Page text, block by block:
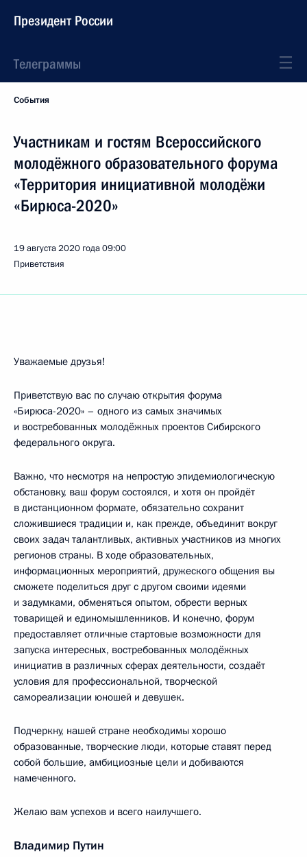
Президент России
Телеграммы
События
Участникам и гостям Всероссийского
молодёжного образовательного форума
«Территория инициативной молодёжи
«Бирюса-2020»
19 августа 2020 года09:00
Приветствия
Уважаемые друзья!
Приветствую вас по случаю открытия форума
«Бирюса-2020» – одного из самых значимых
и востребованных молодёжных проектов Сибирского
федерального округа.
Важно, что несмотря на непростую эпидемиологическую
обстановку, ваш форум состоялся, и хотя он пройдёт
в дистанционном формате, обязательно сохранит
сложившиеся традиции и, как прежде, объединит вокруг
своих задач талантливых, активных участников из многих
регионов страны. В ходе образовательных,
информационных мероприятий, дружеского общения вы
сможете поделиться друг с другом своими идеями
и задумками, обменяться опытом, обрести верных
товарищей и единомышленников. И конечно, форум
предоставляет отличные стартовые возможности для
запуска интересных, востребованных молодёжных
инициатив в различных сферах деятельности, создаёт
условия для профессиональной, творческой
самореализации юношей и девушек.
Подчеркну, нашей стране необходимы хорошо
образованные, творческие люди, которые ставят перед
собой большие, амбициозные цели и добиваются
намеченного.
Желаю вам успехов и всего наилучшего.
Владимир Путин